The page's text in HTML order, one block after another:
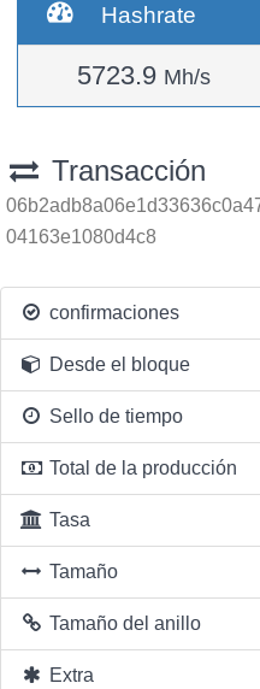
Hashrate
5723.9 Mh/s
Transacción
04163e1080d4c8
confirmaciones
Desde el bloque
Sello de tiempo
Total de la producción
Tasa
Tamaño
Tamaño del anillo
Extra